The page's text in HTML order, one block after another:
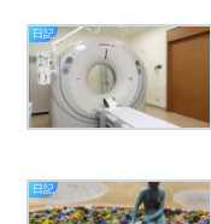
日記
日記